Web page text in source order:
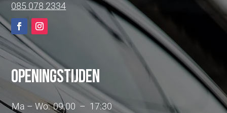
085 078 2334
Openingstijden
Ma – Wo: 09:00 – 17:30